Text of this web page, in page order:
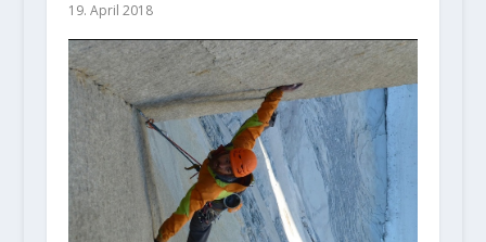
19. April 2018